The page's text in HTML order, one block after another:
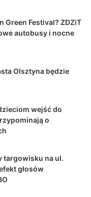
Green Festival? ZDZiT
autobusy i nocne
Olsztyna będzie
wejść do
o
targowisku na ul.
głosów